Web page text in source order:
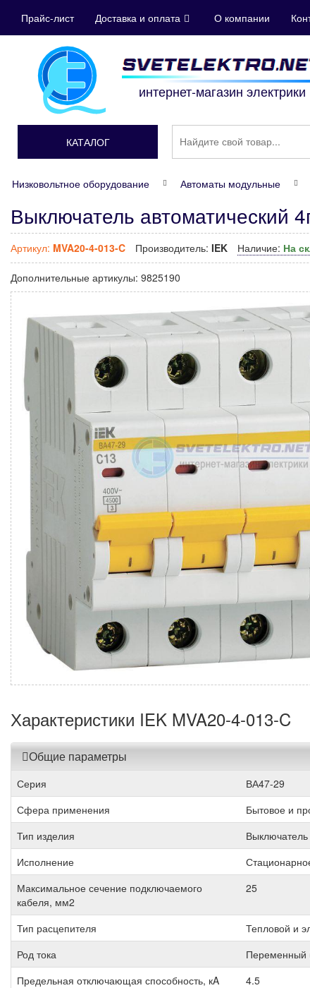
Прайс-лист Доставка и оплата О компании
интернет-магазин электрики
КАТАЛОГ
Низковольтное оборудование Автоматы модульные
Выключатель автоматический
Артикул: MVA20-4-013-C Производитель: IEK Наличие: На
Дополнительные артикулы: 9825190
Характеристики IEK MVA20-4-013-C
Общие параметры
Серия
ВА47-29
Сфера применения
Бытовое и
Тип изделия
Выключатель
Исполнение
Максимальное сечение подключаемого
кабеля, мм2
25
Тип расцепителя
Тепловой и
Род тока
Переменный
Предельная отключающая способность, кA
4.5